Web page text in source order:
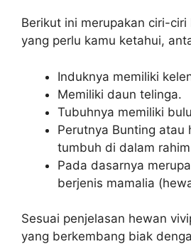
Berikut ini merupakan ciri-
yang perlu kamu ketahui,
Induknya memiliki
Memiliki daun telinga.
Tubuhnya memiliki
Perutnya Bunting atau
tumbuh di dalam
Pada dasarnya
berjenis mamalia
Sesuai penjelasan hewan
yang berkembang biak